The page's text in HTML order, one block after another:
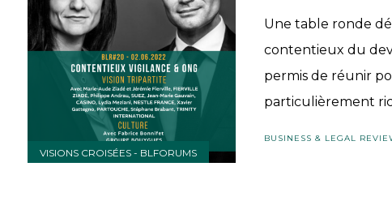
VISIONS CROISÉES - BLFORUMS
Une table ronde
contentieux du
permis de réunir
particulièrement
BUSINESS & LEGAL